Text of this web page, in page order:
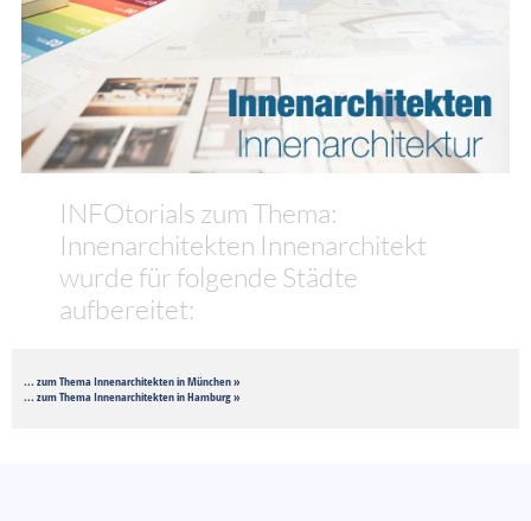
INFOtorials zum Thema:
Innenarchitekten Innenarchitekt
wurde für folgende Städte
aufbereitet:
... zum Thema Innenarchitekten in München »
... zum Thema Innenarchitekten in Hamburg »